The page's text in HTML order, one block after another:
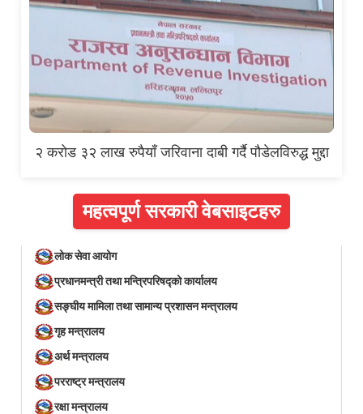
२ करोड ३२ लाख रुपैयाँ जरिवाना दाबी गर्दै पौडेलविरुद्ध मुद्दा
महत्वपूर्ण सरकारी वेबसाइटहरु
लोक सेवा आयोग
प्रधानमन्त्री तथा मन्त्रिपरिषद्को कार्यालय
सङ्घीय मामिला तथा सामान्य प्रशासन मन्त्रालय
गृह मन्त्रालय
अर्थ मन्त्रालय
परराष्ट्र मन्त्रालय
रक्षा मन्त्रालय